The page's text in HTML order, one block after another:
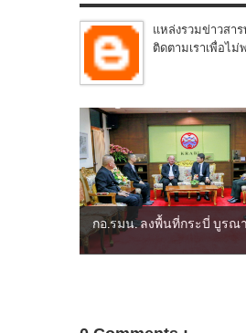
แหล่งรวมข่าวสา
ติดตามเราเพื่อไ
กอ.รมน. ลงพื้นที่กระบี่ บูรณ